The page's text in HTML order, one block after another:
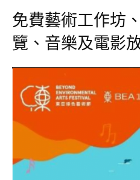
免費藝術工作坊
覽、音樂及電影